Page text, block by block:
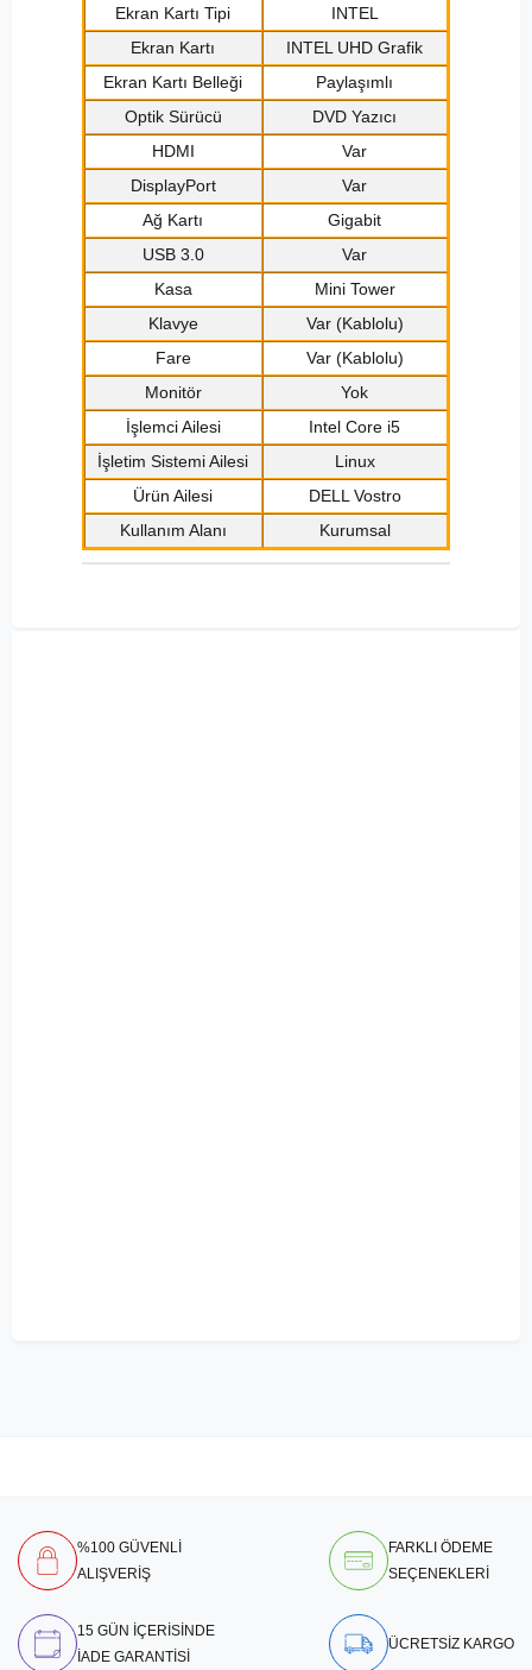
Ekran Kartı Tipi
INTEL
Ekran Kartı
INTEL UHD Grafik
Ekran Kartı Belleği
Paylaşımlı
Optik Sürücü
DVD Yazıcı
HDMI
Var
DisplayPort
Var
Ağ Kartı
Gigabit
USB 3.0
Var
Kasa
Mini Tower
Klavye
Var (Kablolu)
Fare
Var (Kablolu)
Monitör
Yok
İşlemci Ailesi
Intel Core i5
İşletim Sistemi Ailesi
Linux
Ürün Ailesi
DELL Vostro
Kullanım Alanı
Kurumsal
%100 GÜVENLİ
ALIŞVERİŞ
FARKLI ÖDEME
SEÇENEKLERİ
15 GÜN İÇERİSİNDE
İADE GARANTİSİ
ÜCRETSİZ KARGO